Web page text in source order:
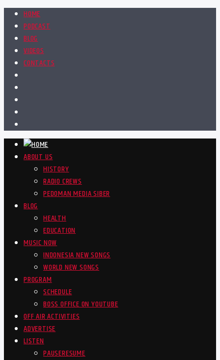
HOME
PODCAST
BLOG
VIDEOS
CONTACTS
ABOUT US
HISTORY
RADIO CREWS
PEDOMAN MEDIA SIBER
BLOG
HEALTH
EDUCATION
MUSIC NOW
INDONESIA NEW SONGS
WORLD NEW SONGS
PROGRAM
SCHEDULE
BOSS OFFICE ON YOUTUBE
OFF AIR ACTIVITIES
ADVERTISE
LISTEN
PAUSERESUME